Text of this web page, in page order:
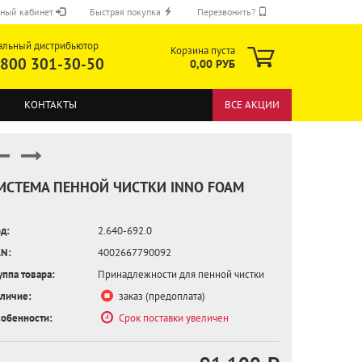
кабинет Быстрая покупка Перезвонить?
дистрибьютор
301-30-50
Корзина пуста
0,00 РУБ
КОНТАКТЫ ВСЕ АКЦИИ
ПЕННОЙ ЧИСТКИ INNO FOAM
2.640-692.0
4002667790092
товара:
Принадлежности для пенной чистки
заказ (предоплата)
Срок поставки увеличен